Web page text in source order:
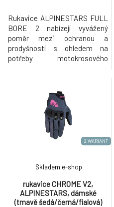
Rukavice ALPINESTARS FULL
BORE 2 nabízejí vyvážený
poměr mezi ochranou a
prodyšností s ohledem na
potřeby motokrosového
verze s přepracovaným
protektorem zápěstí z TPR
pryže napomáhá zajišťovat
dobré padnutí rukavice a
vysoký uživatelský komfort pro
2 WARIANT
rukavice CHROME V2,
ALPINESTARS, dámské
(tmavě šedá/černá/fialová)
Skladem e-shop